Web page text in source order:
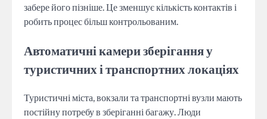
забере його пізніше. Це зменшує кількість контактів і
робить процес більш контрольованим.
Автоматичні камери зберігання у
туристичних і транспортних локаціях
Туристичні міста, вокзали та транспортні вузли мають
постійну потребу в зберіганні багажу. Люди